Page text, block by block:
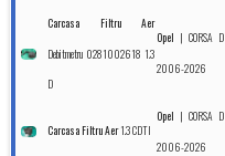
Carcasa Filtru Aer
Debitmetru 0281002618 1.3
D
Opel | CORSA D
2006-2026
Carcasa Filtru Aer1.3 CDTI
Opel | CORSA D
2006-2026